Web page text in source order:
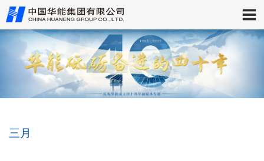
三月